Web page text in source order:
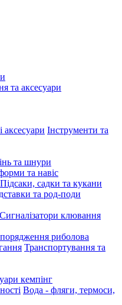
та аксесуари
Інструменти та
та шнури
та навіс
Підсаки, садки та кукани
та род-поди
Сигналізатори клювання
риболова
Транспортування та
кемпінг
Вода - фляги, термоси,